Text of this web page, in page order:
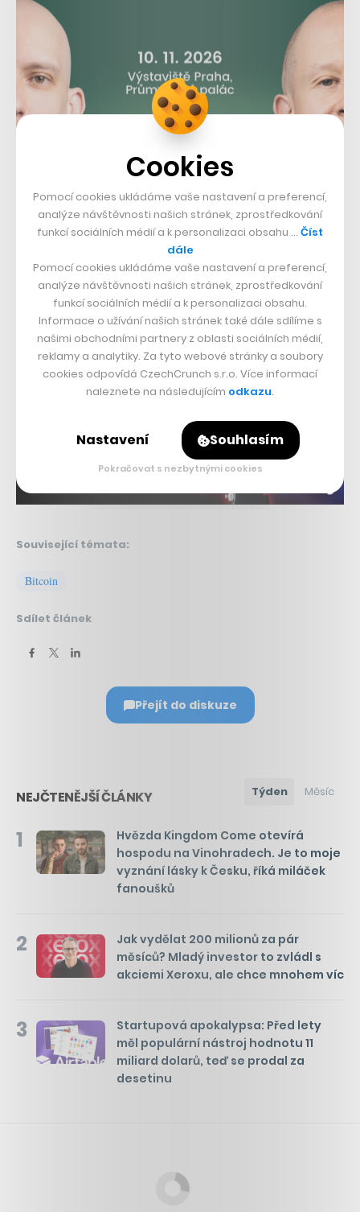
Kdyby byl Bitcoin samostatnou zemí, dostal by se ve
světovém žebříčku dle spotřeby elektrické energie na
61. místo.
Foto:PowerCompare
Nepřehlédněte:
Související témata:
Bitcoin
Sdílet článek
Přejít do diskuze
NEJČTENĚJŠÍ ČLÁNKY Týden Měsíc
1
Hvězda Kingdom Come otevírá
hospodu na Vinohradech. Je to moje
vyznání lásky k Česku, říká miláček
fanoušků
2
Jak vydělat 200 milionů za pár
měsíců? Mladý investor to zvládl s
akciemi Xeroxu, ale chce mnohem víc
3
Startupová apokalypsa: Před lety
měl populární nástroj hodnotu 11
miliard dolarů, teď se prodal za
desetinu
Cookies
Pomocí cookies ukládáme vaše nastavení a preferencí,
analýze návštěvnosti našich stránek, zprostředkování
funkcí sociálních médií a k personalizaci obsahu … Číst
dále
Pomocí cookies ukládáme vaše nastavení a preferencí,
analýze návštěvnosti našich stránek, zprostředkování
funkcí sociálních médií a k personalizaci obsahu.
Informace o užívání našich stránek také dále sdílíme s
našimi obchodními partnery z oblasti sociálních médií,
reklamy a analytiky. Za tyto webové stránky a soubory
cookies odpovídá CzechCrunch s.r.o. Více informací
naleznete na následujícím odkazu.
Nastavení Souhlasím
Pokračovat s nezbytnými cookies